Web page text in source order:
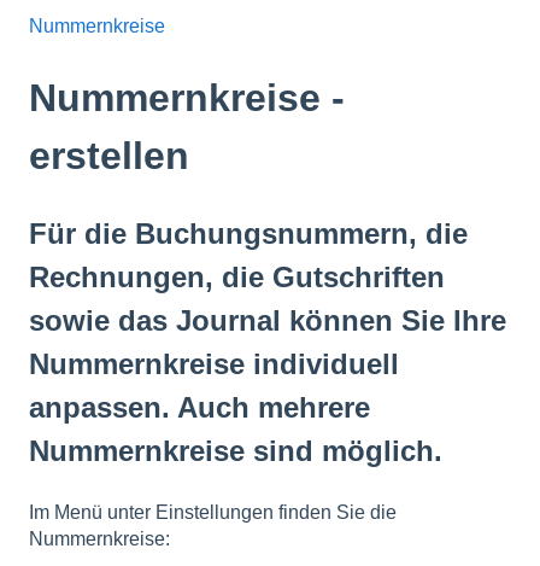
Nummernkreise
Nummernkreise -
erstellen
Für die Buchungsnummern, die
Rechnungen, die Gutschriften
sowie das Journal können Sie Ihre
Nummernkreise individuell
anpassen. Auch mehrere
Nummernkreise sind möglich.
Im Menü unter Einstellungen finden Sie die
Nummernkreise: